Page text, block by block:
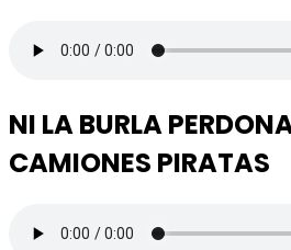
NI LA BURLA
CAMIONES PIRATAS